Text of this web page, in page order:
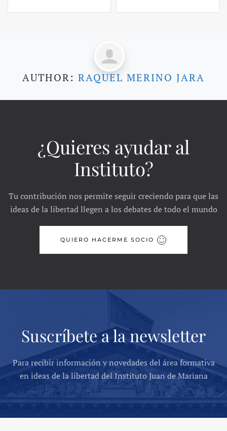
AUTHOR: RAQUEL MERINO JARA
¿Quieres ayudar al
Instituto?
Tu contribución nos permite seguir creciendo para que las
ideas de la libertad llegen a los debates de todo el mundo
QUIERO HACERME SOCIO
Suscríbete a la newsletter
Para recibir información y novedades del área formativa
en ideas de la libertad del Instituto Juan de Mariana